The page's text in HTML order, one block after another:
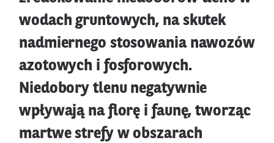
wodach gruntowych, na skutek
nadmiernego stosowania nawozów
azotowych i fosforowych.
Niedobory tlenu negatywnie
wpływają na florę i faunę, tworząc
martwe strefy w obszarach